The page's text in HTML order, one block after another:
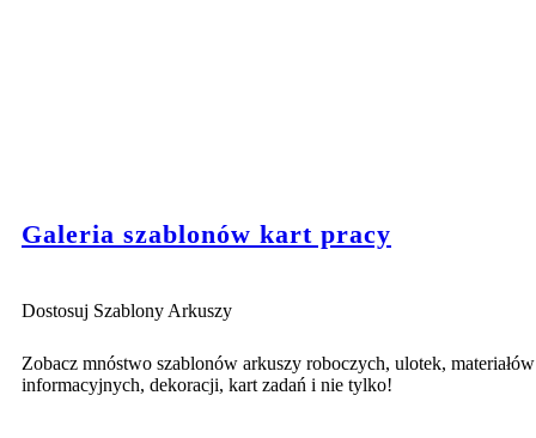
Galeria szablonów kart pracy
Dostosuj Szablony Arkuszy
Zobacz mnóstwo szablonów arkuszy roboczych, ulotek, materiałów
informacyjnych, dekoracji, kart zadań i nie tylko!